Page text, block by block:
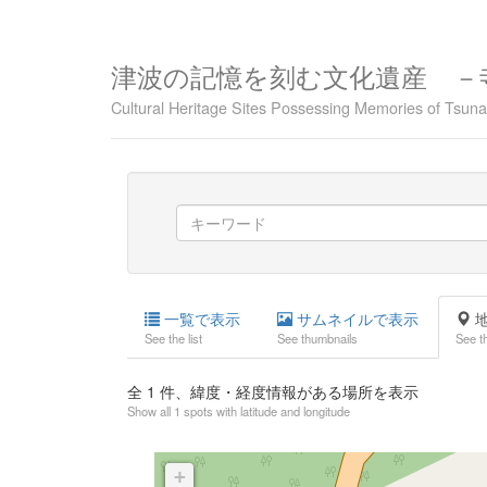
津波の記憶を刻む文化遺産 －
Cultural Heritage Sites Possessing Memories of
一覧で表示
See the list
サムネイルで表示
See thumbnails See
全 1 件、緯度・経度情報がある場所を表示
Show all 1 spots with latitude and longitude
+